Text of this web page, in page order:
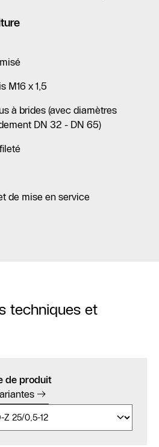
M16 x 1,5
à brides (avec diamètres
DN 32 - DN 65)
de mise en service
techniques et
de produit